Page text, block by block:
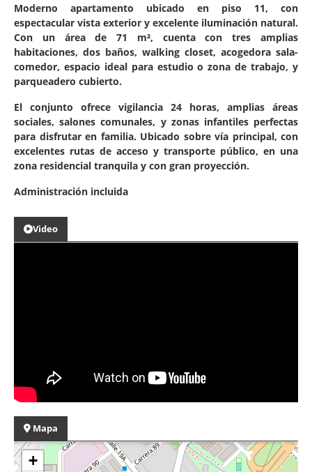
Moderno apartamento ubicado en piso 11, con
espectacular vista exterior y excelente iluminación natural.
Con un área de 71 m², cuenta con tres amplias
habitaciones, dos baños, walking closet, acogedora sala-
comedor, espacio ideal para estudio o zona de trabajo, y
parqueadero cubierto.
El conjunto ofrece vigilancia 24 horas, amplias áreas
sociales, salones comunales, y zonas infantiles perfectas
para disfrutar en familia. Ubicado sobre vía principal, con
excelentes rutas de acceso y transporte público, en una
zona residencial tranquila y con gran proyección.
Administración incluida
Video
Mapa
+